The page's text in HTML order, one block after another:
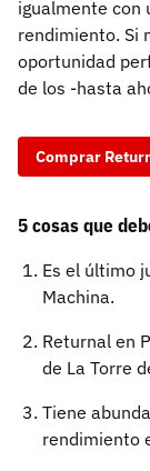
igualmente con
rendimiento. Si
oportunidad
de los -hasta
Comprar
5 cosas que
Es el último
Machina.
Returnal en
de La Torre
Tiene
rendimiento